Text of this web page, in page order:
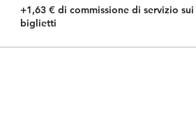
+1,63 € di commissione di servizio sui
biglietti